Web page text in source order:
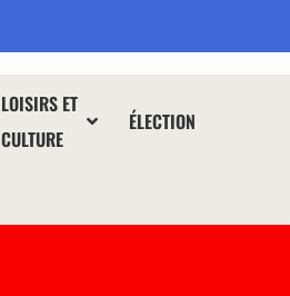
LOISIRS ET
CULTURE
ÉLECTION